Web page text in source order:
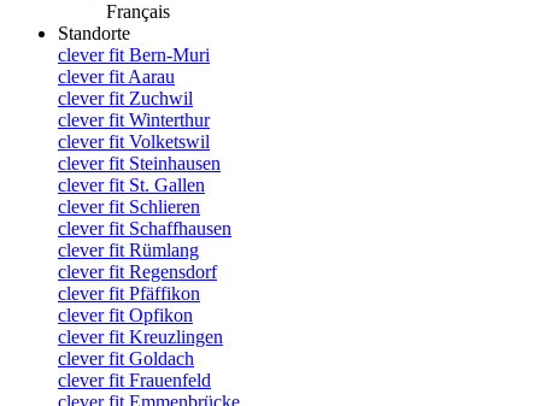
Français
Standorte
clever fit Bern-Muri
clever fit Aarau
clever fit Zuchwil
clever fit Winterthur
clever fit Volketswil
clever fit Steinhausen
clever fit St. Gallen
clever fit Schlieren
clever fit Schaffhausen
clever fit Rümlang
clever fit Regensdorf
clever fit Pfäffikon
clever fit Opfikon
clever fit Kreuzlingen
clever fit Goldach
clever fit Frauenfeld
clever fit Emmenbrücke